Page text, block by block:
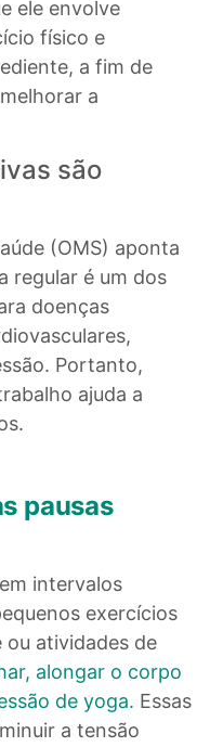
ele envolve
físico e
a fim de
a
são
(OMS) aponta
regular é um dos
doenças
Portanto,
ajuda a
pausas
intervalos
exercícios
ou atividades de
alongar o corpo
de yoga. Essas
a tensão